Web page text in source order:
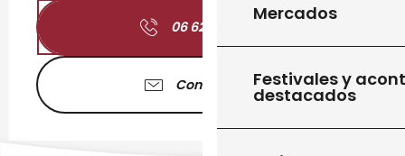
Mercados
Festivales y
destacados
06 62 36 03
Contáctenos